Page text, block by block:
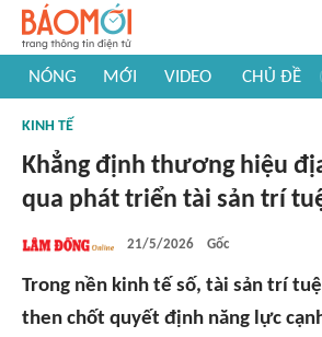
NÓNG MỚI VIDEO CHỦ ĐỀ
#Khám phá thế giới
KINH TẾ
Khẳng định thương hiệu
qua phát triển tài sản trí
21/5/2026 Gốc
Trong nền kinh tế số, tài sản trí
then chốt quyết định năng lực